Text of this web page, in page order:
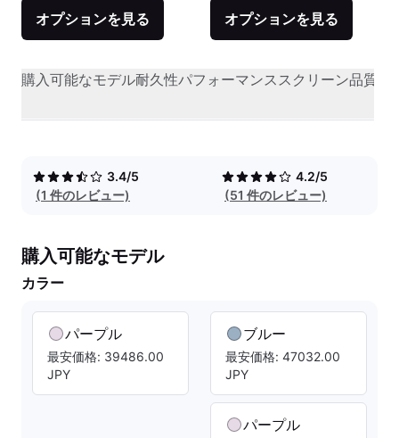
オプションを見る オプションを見る
購入可能なモデル耐久性パフォーマンススクリーン品質
3.4/5
(1 件のレビュー)
4.2/5
(51 件のレビュー)
購入可能なモデル
カラー
パープル
最安価格: 39486.00
JPY
ブルー
最安価格: 47032.00
JPY
パープル